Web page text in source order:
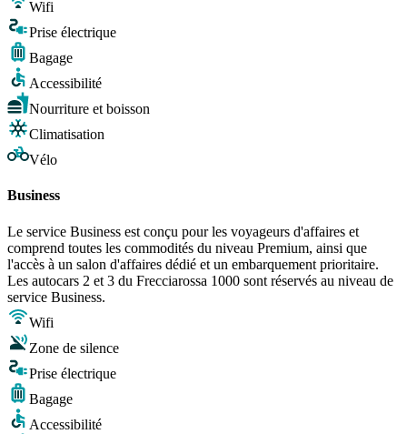
Wifi
Prise électrique
Bagage
Accessibilité
Nourriture et boisson
Climatisation
Vélo
Business
Le service Business est conçu pour les voyageurs d'affaires et
comprend toutes les commodités du niveau Premium, ainsi que
l'accès à un salon d'affaires dédié et un embarquement prioritaire.
Les autocars 2 et 3 du Frecciarossa 1000 sont réservés au niveau de
service Business.
Wifi
Zone de silence
Prise électrique
Bagage
Accessibilité